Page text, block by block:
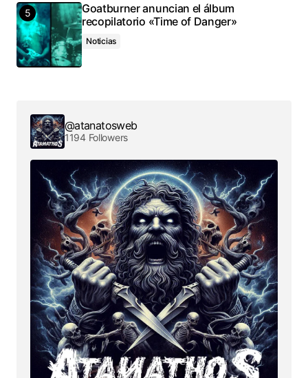
Goatburner anuncian el álbum
recopilatorio «Time of Danger»
Noticias
@atanatosweb
1194 Followers